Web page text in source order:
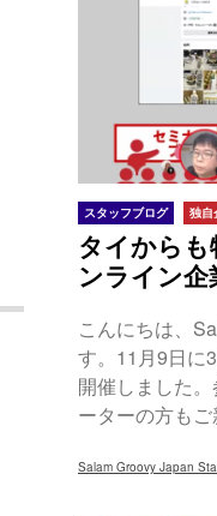
スタッフブログ 独自
タイから
ンライン企
こんにちは、
す。11月9日に
開催しました
ーターの方もご
Salam Groovy Japan